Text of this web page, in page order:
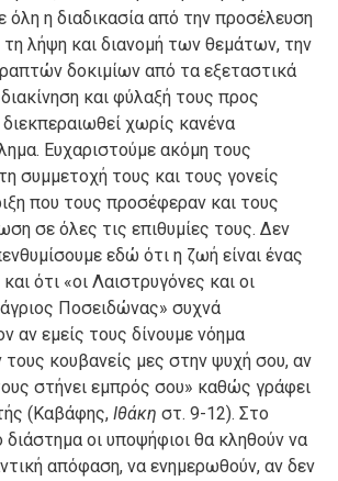
η διαδικασία από την προσέλευση
λήψη και διανομή των θεμάτων, την
δοκιμίων από τα εξεταστικά
και φύλαξή τους προς
χωρίς κανένα
Ευχαριστούμε ακόμη τους
συμμετοχή τους και τους γονείς
που τους προσέφεραν και τους
σε όλες τις επιθυμίες τους. Δεν
εδώ ότι η ζωή είναι ένας
ότι «οι Λαιστρυγόνες και οι
Ποσειδώνας» συχνά
αν εμείς τους δίνουμε νόημα
τους κουβανείς μες στην ψυχή σου, αν
στήνει εμπρός σου» καθώς γράφει
(Καβάφης, Ιθάκη στ. 9-12). Στο
οι υποψήφιοι θα κληθούν να
απόφαση, να ενημερωθούν, αν δεν